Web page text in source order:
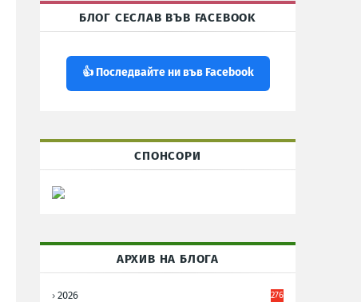
БЛОГ СЕСЛАВ ВЪВ FACEBOOK
👍 Последвайте ни във Facebook
СПОНСОРИ
АРХИВ НА БЛОГА
2026 276